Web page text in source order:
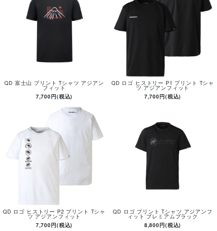
QD 富士山 プリント Tシャツ アジアン
フィット
7,700円(税込)
QD ロゴ ヒストリー P1 プリント Tシャ
ツ アジアンフィット
7,700円(税込)
QD ロゴ ヒストリー P2 プリント Tシャ
ツ アジアンフィット
7,700円(税込)
QD ロゴ プリント Tシャツ アジアンフ
ィット プレミアムブラック
8,800円(税込)